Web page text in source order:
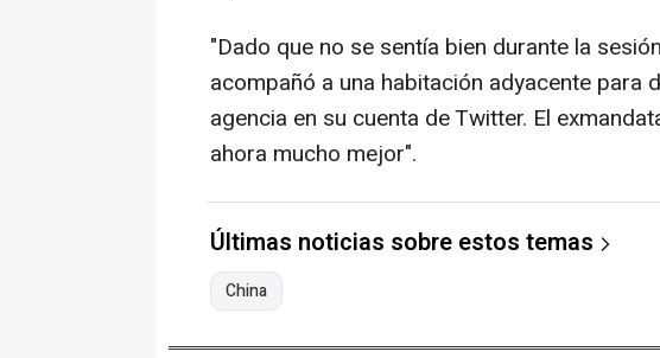
"Dado que no se sentía bien durante la
acompañó a una habitación adyacente para
agencia en su cuenta de Twitter. El
ahora mucho mejor".
Últimas noticias sobre estos temas
China